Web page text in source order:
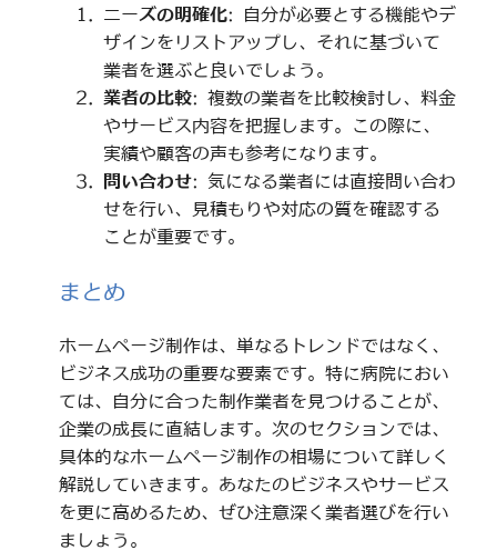
ニーズの明確化: 自分が必要とする機能やデ
ザインをリストアップし、それに基づいて
業者を選ぶと良いでしょう。
業者の比較: 複数の業者を比較検討し、料金
やサービス内容を把握します。この際に、
実績や顧客の声も参考になります。
問い合わせ: 気になる業者には直接問い合わ
せを行い、見積もりや対応の質を確認する
ことが重要です。
まとめ
ホームページ制作は、単なるトレンドではなく、
ビジネス成功の重要な要素です。特に病院におい
ては、自分に合った制作業者を見つけることが、
企業の成長に直結します。次のセクションでは、
具体的なホームページ制作の相場について詳しく
解説していきます。あなたのビジネスやサービス
を更に高めるため、ぜひ注意深く業者選びを行い
ましょう。